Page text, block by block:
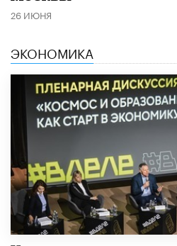
26 ИЮНЯ
ЭКОНОМИКА